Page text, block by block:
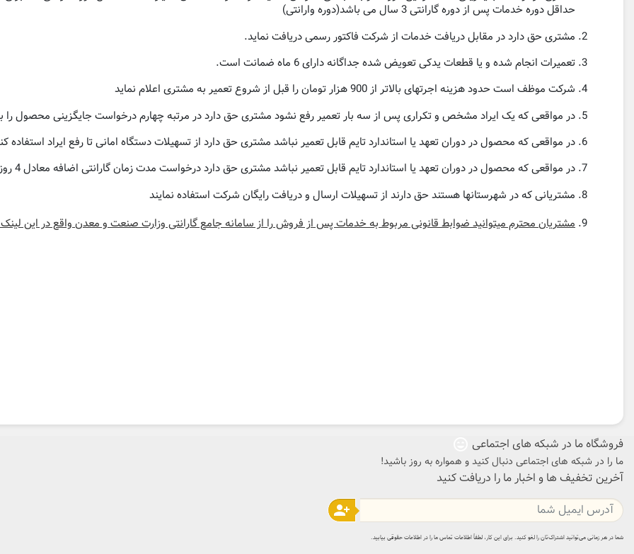
حداقل دوره خدمات پس از دوره گارانتی 3 سال می باشد(دوره وارانتی)
مشتری حق دارد در مقابل دریافت خدمات از شرکت فاکتور رسمی دریافت نماید.
تعمیرات انجام شده و یا قطعات یدکی تعویض شده جداگانه دارای 6 ماه ضمانت است.
شرکت موظف است حدود هزینه اجرتهای بالاتر از 900 هزار تومان را قبل از شروع تعمیر به مشتری اعلام نماید
در مواقعی که یک ایراد مشخص و تکراری پس از سه بار تعمیر رفع نشود مشتری حق دارد در مرتبه چهارم درخواست جایگزینی محصول را
در مواقعی که محصول در دوران تعهد یا استاندارد تایم قابل تعمیر نباشد مشتری حق دارد از تسهیلات دستگاه امانی تا رفع ایراد استفاده
در مواقعی که محصول در دوران تعهد یا استاندارد تایم قابل تعمیر نباشد مشتری حق دارد درخواست مدت زمان گارانتی اضافه معادل 4 روز به ازای هر یک روز تاخیر درخواست نماید.
مشتریانی که در شهرستانها هستند حق دارند از تسهیلات ارسال و دریافت رایگان شرکت استفاده نمایند
مشتریان محترم میتوانید ضوابط قانونی مربوط به خدمات پس از فروش را از سامانه جامع گارانتی وزارت صنعت و معدن واقع در این
فروشگاه ما در شبکه های اجتماعی
ما را در شبکه های اجتماعی دنبال کنید و همواره به روز باشید!
آخرین تخفیف ها و اخبار ما را دریافت کنید
person_add
شما در هر زمانی می‌توانید اشتراک‌تان را لغو کنید. برای این کار، لطفاً اطلاعات تماس ما را در اطلاعات حقوقی بیابید.